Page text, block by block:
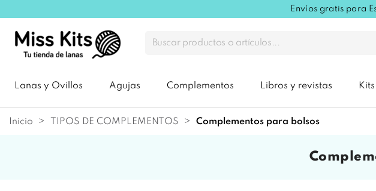
Envíos gratis para
Lanas y Ovillos Agujas Complementos Libros y revistas
Inicio TIPOS DE COMPLEMENTOS complementos para bolsos